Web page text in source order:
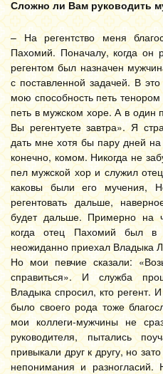
Сложно ли Вам руководить
– На регентство меня
Пахомий. Поначалу, когда он
регентом был назначен
с поставленной задачей. В
мою способность петь
петь в мужском хоре. А в один
Вы регентуете завтра». Я
дать мне хотя бы пару дней
конечно, комом. Никогда не
пел мужской хор и служил
каковы были его мучения,
регентовать дальше,
будет дальше. Примерно на
когда отец Пахомий был
неожиданно приехал Владыка
Но мои певчие сказали:
справиться». И служба
Владыка спросил, кто регент.
было своего рода тоже
мои коллеги-мужчины не
руководителя, пытались
привыкали друг к другу, но
непонимания и